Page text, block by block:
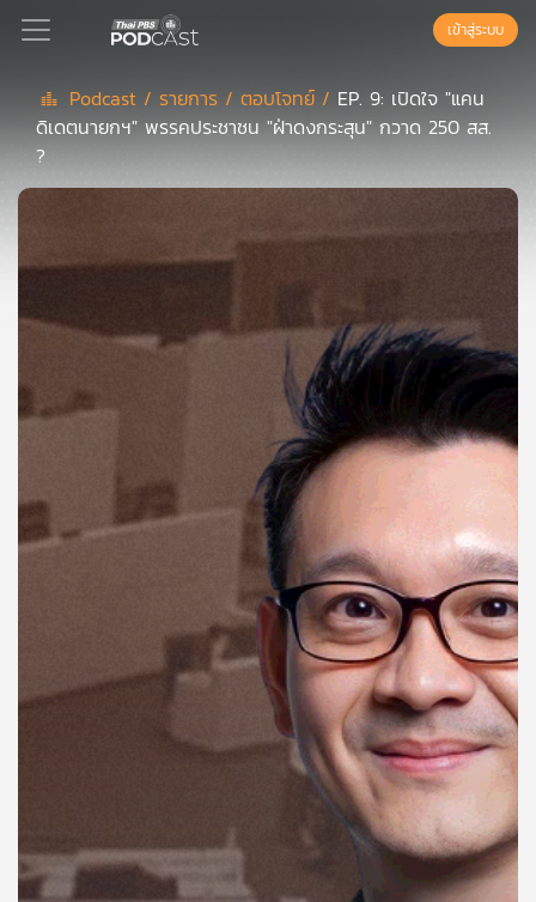
Podcast
ลิ
แนะนำ
เพล
คุณ
กิจกรรม
เข้าสู่ระบบ
Podcast / รายการ /ตอบโจทย์ / EP. 9: เปิดใจ "แคน
ดิเดตนายกฯ" พรรคประชาชน "ฝ่าดงกระสุน" กวาด 250 สส.
?